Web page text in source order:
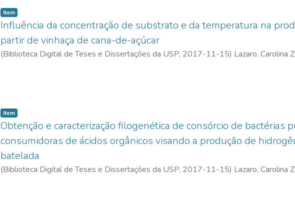
Item
Influência da concentração de substrato e da temperatura na
partir de vinhaça de cana-de-açúcar
(Biblioteca Digital de Teses e Dissertações da USP, 2017-11-15) Lazaro, Carolina
Item
Obtenção e caracterização filogenética de consórcio de bactérias
consumidoras de ácidos orgânicos visando a produção de
batelada
(Biblioteca Digital de Teses e Dissertações da USP, 2017-11-15) Lazaro, Carolina